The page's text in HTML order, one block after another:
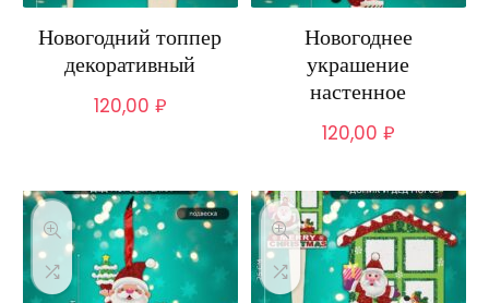
Новогодний топпер
декоративный
120,00 ₽
Новогоднее
украшение
настенное
120,00 ₽